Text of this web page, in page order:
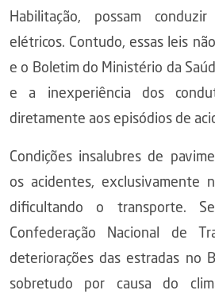
Habilitação, possam
elétricos. Contudo, essas leis
e o Boletim do Ministério da
e a inexperiência dos
diretamente aos episódios de
Condições insalubres de
os acidentes, exclusivamente
dificultando o transporte.
Confederação Nacional de
deteriorações das estradas no
sobretudo por causa do